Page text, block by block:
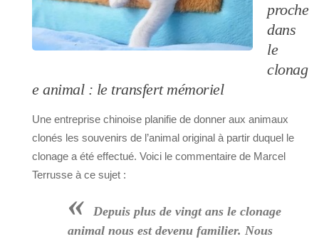
proche
dans
le
clonag
e animal : le transfert mémoriel
Une entreprise chinoise planifie de donner aux animaux
clonés les souvenirs de l’animal original à partir duquel le
clonage a été effectué. Voici le commentaire de Marcel
Terrusse à ce sujet :
«
Depuis plus de vingt ans le clonage
animal nous est devenu familier. Nous